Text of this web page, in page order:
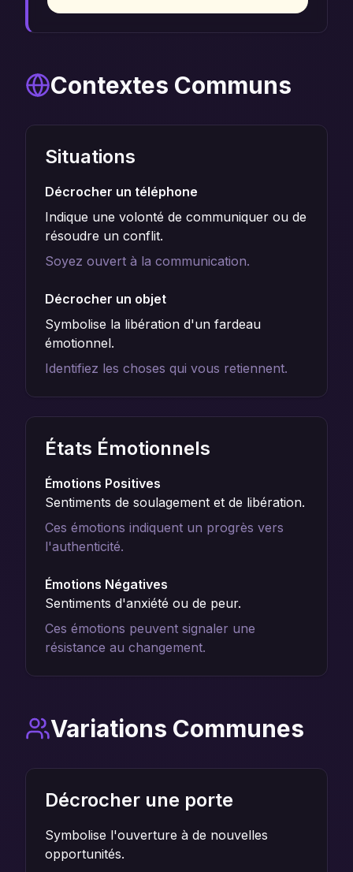
Contextes Communs
Situations
Décrocher un téléphone
Indique une volonté de communiquer ou de
résoudre un conflit.
Soyez ouvert à la communication.
Décrocher un objet
Symbolise la libération d'un fardeau
émotionnel.
Identifiez les choses qui vous retiennent.
États Émotionnels
Émotions Positives
Sentiments de soulagement et de libération.
Ces émotions indiquent un progrès vers
l'authenticité.
Émotions Négatives
Sentiments d'anxiété ou de peur.
Ces émotions peuvent signaler une
résistance au changement.
Variations Communes
Décrocher une porte
Symbolise l'ouverture à de nouvelles
opportunités.